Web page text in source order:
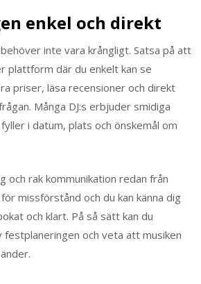
enkel och direkt
inte vara krångligt. Satsa på att
plattform där du enkelt kan se
priser, läsa recensioner och direkt
Många DJ:s erbjuder smidiga
i datum, plats och önskemål om
och rak kommunikation redan från
missförstånd och du kan känna dig
och klart. På så sätt kan du
och veta att musiken